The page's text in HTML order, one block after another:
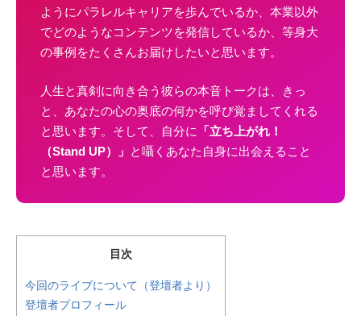
ようにパラレルキャリアを歩んでいるか、本業以外
でどのようなコンテンツを発信しているか、等身大
の事例をたくさんお届けしたいと思います。
人生と真剣に向き合う彼らの本音トークは、きっ
と、あなたの心の奥底の何かを呼び覚ましてくれる
と思います。そして、自分に
「立ち上がれ！
（Stand UP）」 と囁くあなた自身に出会えること
と思います。
目次
今回のライブについて（登壇者より）
登壇者プロフィール